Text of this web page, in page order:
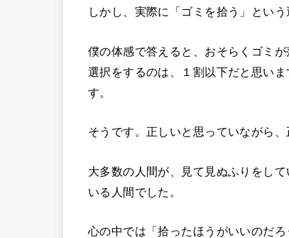
しかし、実際に「ゴミを拾う」とい
僕の体感で答えると、おそらくゴミ
選択をするのは、１割以下だと思い
す。
そうです。正しいと思っていながら
大多数の人間が、見て見ぬふりをし
いる人間でした。
心の中では「拾ったほうがいいのだ